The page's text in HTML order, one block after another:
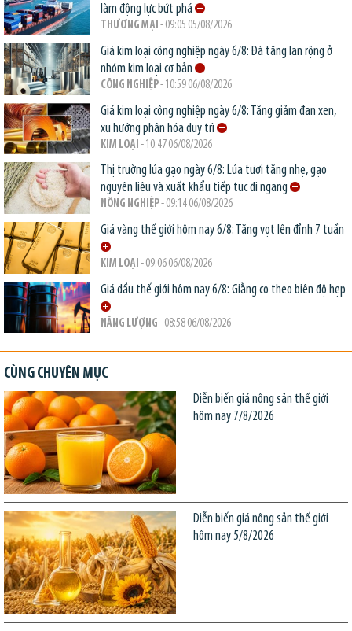
làm động lực bứt phá
THƯƠNG MẠI - 09:05 05/08/2026
Giá kim loại công nghiệp ngày 6/8: Đà tăng lan rộng ở
nhóm kim loại cơ bản
CÔNG NGHIỆP- 10:59 06/08/2026
Giá kim loại công nghiệp ngày 6/8: Tăng giảm đan xen,
xu hướng phân hóa duy trì
KIM LOẠI - 10:47 06/08/2026
Thị trường lúa gạo ngày 6/8: Lúa tươi tăng nhẹ, gạo
nguyên liệu và xuất khẩu tiếp tục đi ngang
NÔNG NGHIỆP- 09:14 06/08/2026
Giá vàng thế giới hôm nay 6/8: Tăng vọt lên đỉnh 7 tuần
KIM LOẠI - 09:06 06/08/2026
Giá dầu thế giới hôm nay 6/8: Giằng co theo biên độ hẹp
NĂNG LƯỢNG - 08:58 06/08/2026
CÙNG CHUYÊN MỤC
Diễn biến giá nông sản thế giới
hôm nay 7/8/2026
Diễn biến giá nông sản thế giới
hôm nay 5/8/2026